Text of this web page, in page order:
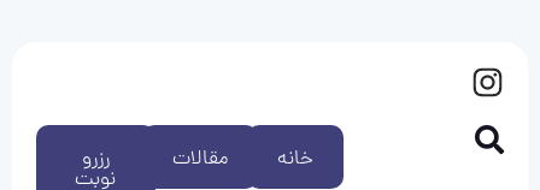
رزرو
نوبت
مقالات خانه